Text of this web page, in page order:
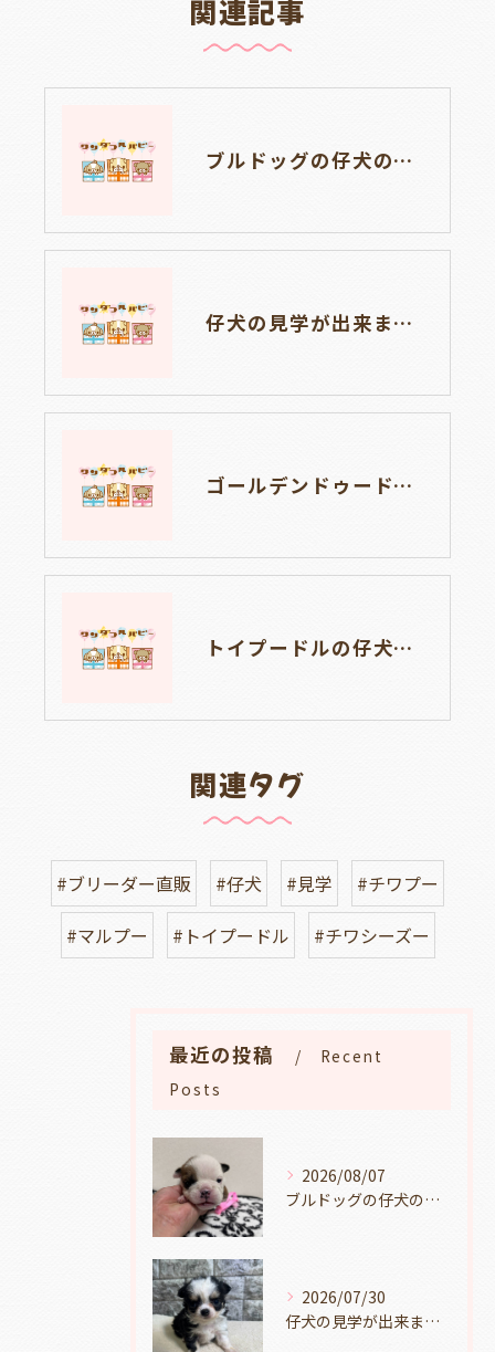
関連記事
ブルドッグの仔犬のお目目があきました👀💑🐶岐阜県養老町のブリーダーワンダフルパピーです。
仔犬の見学が出来ます🐶岐阜県養老町のブリーダーワンダフルパピーです。
ゴールデンドゥードルの仔犬の見学が出来ます🐶🐶🐶岐阜県養老町のブリーダーワンダフルパピーです。
トイプードルの仔犬のお目目があいたよ👀🐶岐阜県養老町のブリーダーワンダフルパピーです。
関連タグ
#ブリーダー直販 #仔犬 #見学
#チワプー
#マルプー
#トイプードル #チワシーズー
最近の投稿
Recent
Posts
2026/08/07
ブルドッグの仔犬のお目目があきました👀💑🐶岐阜県養老町のブリーダーワンダフルパピーです。
2026/07/30
仔犬の見学が出来ます🐶岐阜県養老町のブリーダーワンダフルパピーです。